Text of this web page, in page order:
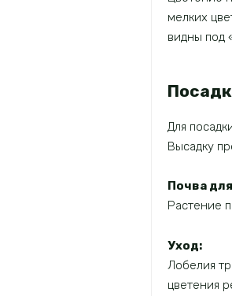
мелких
видны под
Для
Высадку
Почва
Растение
Уход:
Лобелия
цветения